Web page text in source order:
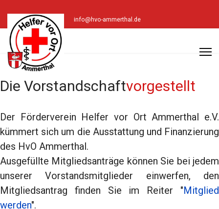
info@hvo-ammerthal.de
Die Vorstandschaftvorgestellt
Der Förderverein Helfer vor Ort Ammerthal e.V.
kümmert sich um die Ausstattung und Finanzierung
des HvO Ammerthal.
Ausgefüllte Mitgliedsanträge können Sie bei jedem
unserer Vorstandsmitglieder einwerfen, den
Mitgliedsantrag finden Sie im Reiter "Mitglied
werden".